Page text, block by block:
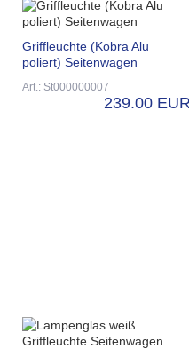
Griffleuchte (Kobra Alu
poliert) Seitenwagen
Art.: St000000007
239.00